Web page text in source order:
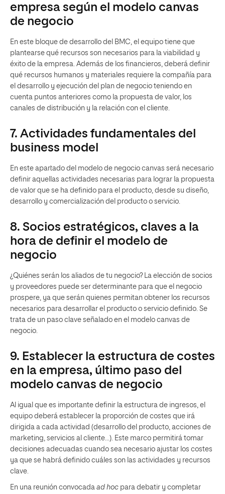
empresa según el modelo canvas
de negocio
En este bloque de desarrollo del BMC, el equipo tiene que
plantearse qué recursos son necesarios para la viabilidad y
éxito de la empresa. Además de los financieros, deberá definir
qué recursos humanos y materiales requiere la compañía para
el desarrollo y ejecución del plan de negocio teniendo en
cuenta puntos anteriores como la propuesta de valor, los
canales de distribución y la relación con el cliente.
7. Actividades fundamentales del
business model
En este apartado del modelo de negocio canvas será necesario
definir aquellas actividades necesarias para lograr la propuesta
de valor que se ha definido para el producto, desde su diseño,
desarrollo y comercialización del producto o servicio.
8. Socios estratégicos, claves a la
hora de definir el modelo de
negocio
¿Quiénes serán los aliados de tu negocio? La elección de socios
y proveedores puede ser determinante para que el negocio
prospere, ya que serán quienes permitan obtener los recursos
necesarios para desarrollar el producto o servicio definido. Se
trata de un paso clave señalado en el modelo canvas de
negocio.
9. Establecer la estructura de costes
en la empresa, último paso del
modelo canvas de negocio
Al igual que es importante definir la estructura de ingresos, el
equipo deberá establecer la proporción de costes que irá
dirigida a cada actividad (desarrollo del producto, acciones de
marketing, servicios al cliente…). Este marco permitirá tomar
decisiones adecuadas cuando sea necesario ajustar los costes
ya que se habrá definido cuáles son las actividades y recursos
clave.
En una reunión convocada ad hoc para debatir y completar